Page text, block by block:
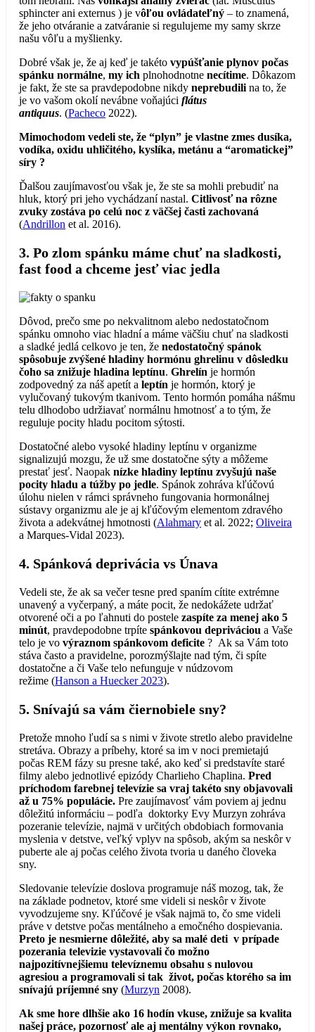
sphincter ani externus ) je vôľou ovládateľný – to znamená,
že jeho otváranie a zatváranie si regulujeme my samy skrze
našu vôľu a myšlienky.
Dobré však je, že aj keď je takétovypúšťanie plynov počas
spánku normálne,my ich plnohodnotnenecítime. Dôkazom
je fakt, že ste sa pravdepodobne nikdyneprebudili na to, že
je vo vašom okolí nevábne voňajúciflátus
antiquus. (Pacheco 2022).
Mimochodom vedeli ste, že “plyn” je vlastne zmes dusíka,
vodíka, oxidu uhličitého, kyslíka, metánu a “aromatickej”
síry ?
Ďalšou zaujímavosťou však je, že ste sa mohli prebudiť na
hluk, ktorý pri jeho vychádzaní nastal.Citlivosť na rôzne
zvuky zostáva po celú noc z väčšej časti zachovaná
(Andrillon et al. 2016).
3. Po zlom spánku máme chuť na sladkosti,
fast food a chceme jesť viac jedla
Dôvod, prečo sme po nekvalitnom alebo nedostatočnom
spánku omnoho viac hladní a máme väčšiu chuť na sladkosti
a sladké jedlá celkovo je ten, ženedostatočný spánok
spôsobuje zvýšené hladiny hormónu ghrelinu v dôsledku
čoho sa znižuje hladina leptínu.Ghrelín je hormón
zodpovedný za náš apetít aleptín je hormón, ktorý je
vylučovaný tukovým tkanivom. Tento hormón pomáha nášmu
telu dlhodobo udržiavať normálnu hmotnosť a to tým, že
reguluje pocity hladu pocitom sýtosti.
Dostatočné alebo vysoké hladiny leptínu v organizme
signalizujú mozgu, že už sme dostatočne sýty a môžeme
prestať jesť. Naopaknízke hladiny leptínu zvyšujú naše
pocity hladu a túžby po jedle. Spánok zohráva kľúčovú
úlohu nielen v rámci správneho fungovania hormonálnej
sústavy organizmu ale je aj kľúčovým elementom zdravého
života a adekvátnej hmotnosti (Alahmary et al. 2022;Oliveira
a Marques-Vidal 2023).
4. Spánková deprivácia vs Únava
Vedeli ste, že ak sa večer tesne pred spaním cítite extrémne
unavený a vyčerpaný, a máte pocit, že nedokážete udržať
otvorené oči a po ľahnuti do postelezaspíte za menej ako 5
minút, pravdepodobne trpíte spánkovou depriváciou a Vaše
telo je vovýraznom spánkovom deficite ? Ak sa Vám toto
stáva často a pravidelne, porozmýšlajte nad tým, či spíte
dostatočne a či Vaše telo nefunguje v núdzovom
režime (Hanson a Huecker 2023).
5. Snívajú sa vám čiernobiele sny?
Pretože mnoho ľudí sa s nimi v živote stretlo alebo pravidelne
stretáva. Obrazy a príbehy, ktoré sa im v noci premietajú
počas REM fázy su presne také, ako keď si predstavíte staré
filmy alebo jednotlivé epizódy Charlieho Chaplina.Pred
príchodom farebnej televízie sa vraj takéto sny objavovali
až u 75% populácie. Pre zaujímavosť vám poviem aj jednu
dôležitú informáciu – podľa doktorky Evy Murzyn zohráva
pozeranie televízie, najmä v určitých obdobiach formovania
myslenia v detstve, veľký vplyv na spôsob, akým sa neskôr v
puberte ale aj počas celého života tvoria u daného človeka
sny.
Sledovanie televízie doslova programuje náš mozog, tak, že
na základe podnetov, ktoré sme videli si neskôr v živote
vyvodzujeme sny. Kľúčové je však najmä to, čo sme videli
práve v detstve počas mentálneho a emočného dospievania.
Preto je nesmierne dôležité, aby sa malé deti v prípade
pozerania televizie vystavovali čo možno
najpozitívnejšiemu televíznemu obsahu s nulovou
agresiou a programovali si tak život, počas ktorého sa im
snívajú príjemné sny (Murzyn 2008).
Ak sme hore dlhšie ako 16 hodín vkuse, znižuje sa kvalita
našej práce, pozornosť ale aj mentálny výkon rovnako,